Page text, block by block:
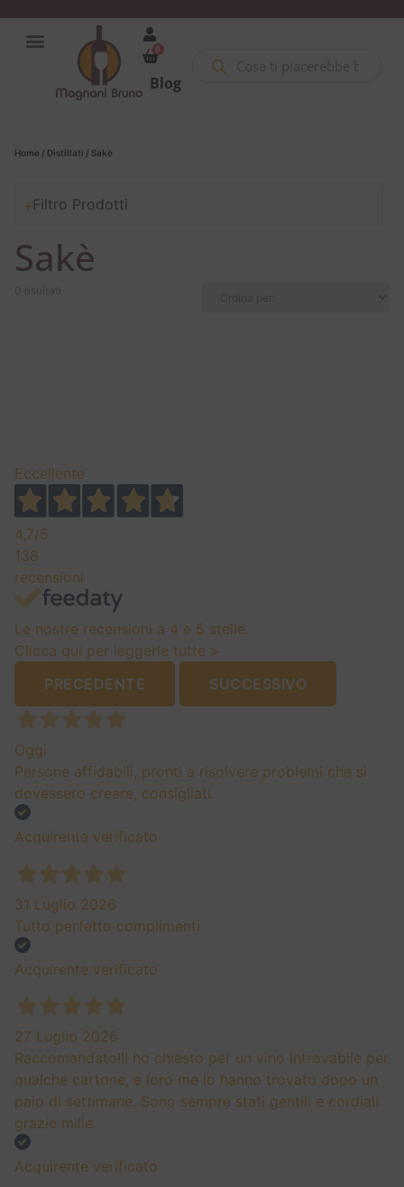
0
Blog
Home / Distillati / Sakè
Filtro Prodotti
Sakè
Eccellente
4,7/5
138
recensioni
Le nostre recensioni a 4 e 5 stelle.
Clicca qui per leggerle tutte >
PRECEDENTE
SUCCESSIVO
Oggi
Persone affidabili, pronti a risolvere problemi che si
dovessero creare, consigliati.
Acquirente verificato
31 Luglio 2026
Tutto perfetto complimenti
Acquirente verificato
27 Luglio 2026
Raccomandato!!! ho chiesto per un vino introvabile per
qualche cartone, e loro me lo hanno trovato dopo un
paio di settimane. Sono sempre stati gentili e cordiali
grazie mille.
Acquirente verificato